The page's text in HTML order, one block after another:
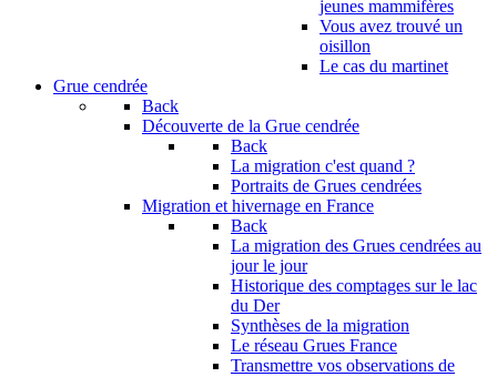
jeunes mammifères
Vous avez trouvé un
oisillon
Le cas du martinet
Grue cendrée
Back
Découverte de la Grue cendrée
Back
La migration c'est quand ?
Portraits de Grues cendrées
Migration et hivernage en France
Back
La migration des Grues cendrées au
jour le jour
Historique des comptages sur le lac
du Der
Synthèses de la migration
Le réseau Grues France
Transmettre vos observations de